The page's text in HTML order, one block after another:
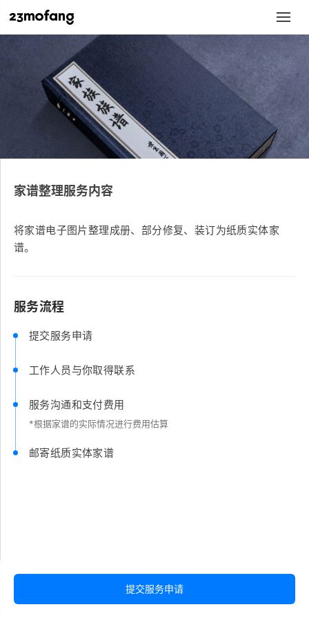
家谱整理服务内容
将家谱电子图片整理成册、部分修复、装订为纸质实体家
谱。
服务流程
提交服务申请
工作人员与你取得联系
服务沟通和支付费用
*根据家谱的实际情况进行费用估算
邮寄纸质实体家谱
提交服务申请